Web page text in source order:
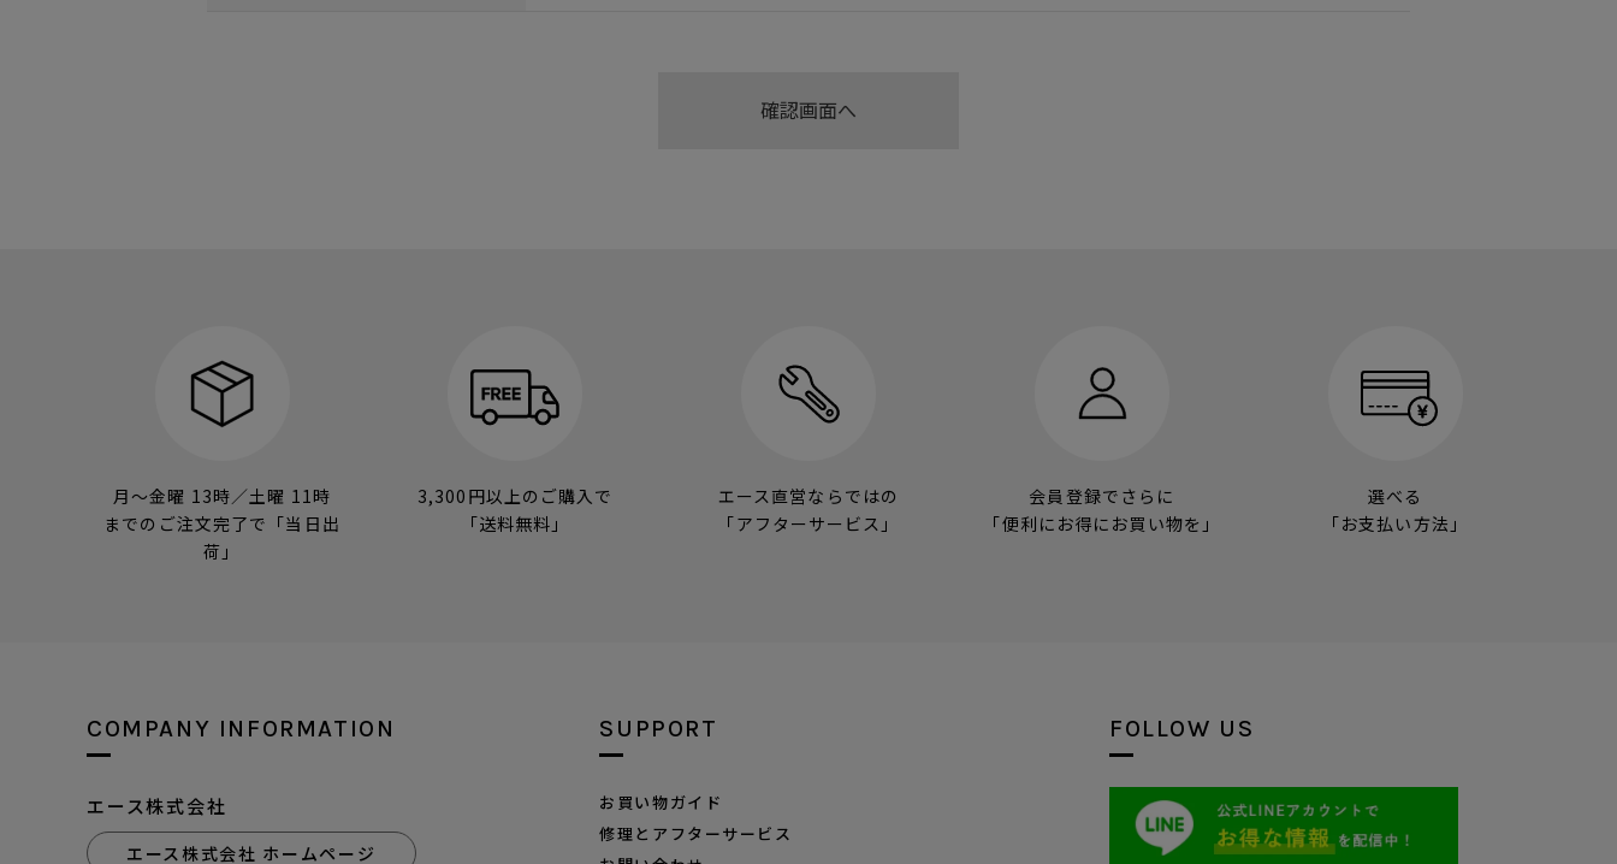
月～金曜 13時／土曜 11時
までのご注文完了で「当日出
荷」
3,300円以上のご購入で
「送料無料」
エース直営ならではの
「アフターサービス」
会員登録でさらに
「便利にお得にお買い物を」
選べる
「お支払い方法」
COMPANY INFORMATION
エース株式会社
エース株式会社 ホームページ
SUPPORT
お買い物ガイド
修理とアフターサービス
FOLLOW US